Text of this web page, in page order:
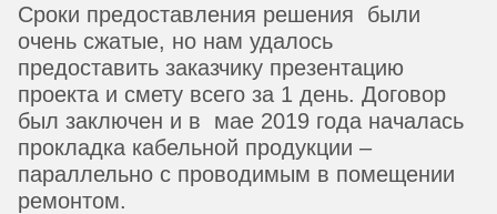
Сроки предоставления решения были
очень сжатые, но нам удалось
предоставить заказчику презентацию
проекта и смету всего за 1 день. Договор
был заключен и в мае 2019 года началась
прокладка кабельной продукции –
параллельно с проводимым в помещении
ремонтом.